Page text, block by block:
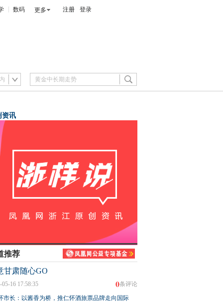
数码 更多 注册 登录
公共文化服务质
会议
2026凤凰之星上市公司评
资讯
推荐
甘肃随心GO
0条评论
05-16 17:58:35
市长：以酱香为桥，推仁怀酒旅票品牌走向国际